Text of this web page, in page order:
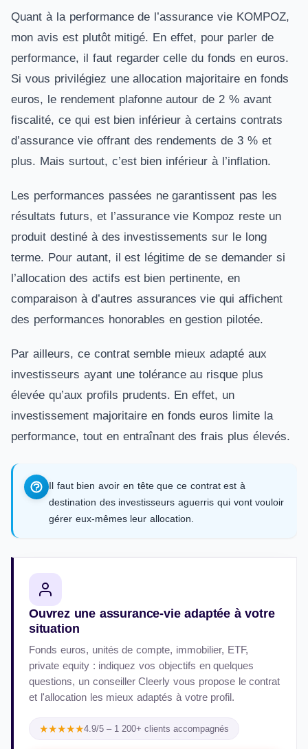
Quant à la performance de l’assurance vie KOMPOZ,
mon avis est plutôt mitigé. En effet, pour parler de
performance, il faut regarder celle du fonds en euros.
Si vous privilégiez une allocation majoritaire en fonds
euros, le rendement plafonne autour de 2 % avant
fiscalité, ce qui est bien inférieur à certains contrats
d’assurance vie offrant des rendements de 3 % et
plus. Mais surtout, c’est bien inférieur à l’inflation.
Les performances passées ne garantissent pas les
résultats futurs, et l’assurance vie Kompoz reste un
produit destiné à des investissements sur le long
terme. Pour autant, il est légitime de se demander si
l’allocation des actifs est bien pertinente, en
comparaison à d’autres assurances vie qui affichent
des performances honorables en gestion pilotée.
Par ailleurs, ce contrat semble mieux adapté aux
investisseurs ayant une tolérance au risque plus
élevée qu’aux profils prudents. En effet, un
investissement majoritaire en fonds euros limite la
performance, tout en entraînant des frais plus élevés.
Il faut bien avoir en tête que ce contrat est à
destination des investisseurs aguerris qui vont vouloir
gérer eux-mêmes leur allocation.
Ouvrez une assurance-vie adaptée à votre
situation
Fonds euros, unités de compte, immobilier, ETF,
private equity : indiquez vos objectifs en quelques
questions, un conseiller Cleerly vous propose le contrat
et l'allocation les mieux adaptés à votre profil.
★★★★★4.9/5 – 1 200+ clients accompagnés